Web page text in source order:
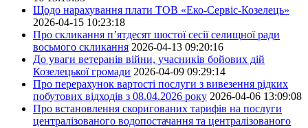
Щодо нарахування плати ТОВ «Еко-Сервіс-Козелець»
2026-04-15 10:23:18
Про скликання п’ятдесят шостої сесії селищної ради
восьмого скликання 2026-04-13 09:20:16
До уваги ветеранів війни, учасників бойових дій
Козелецької громади 2026-04-09 09:29:14
Про перерахунок вартості послуги з вивезення рідких
побутових відходів з 08.04.2026 року 2026-04-06 13:09:08
Про встановлення скоригованих тарифів на послуги
централізованого водопостачання та централізованого